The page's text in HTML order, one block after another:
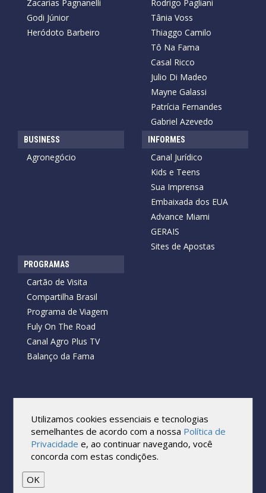
Zacarias Pagnanelli
Godi Júnior
Heródoto Barbeiro
Rodrigo Pagliani
Tânia Voss
Thiaggo Camilo
Tô Na Fama
Casal Ricco
Julio Di Madeo
Mayne Galassi
Patrícia Fernandes
Gabriel Azevedo
BUSINESS
Agronegócio
INFORMES
Canal Jurídico
Kids e Teens
Sua Imprensa
Embaixada dos EUA
Advance Miami
GERAIS
Sites de Apostas
PROGRAMAS
Cartão de Visita
Compartilha Brasil
Programa de Viagem
Fuly On The Road
Canal Agro Plus TV
Balanço da Fama
Todos os direitos reservados.
Reprodução no todo ou em parte sob qualquer forma ou meio,
sem expressa autorização por escrito do Cartão de Visita, é
proibida.
As marcas e imagens utilizadas no projeto são os direitos autorais
Utilizamos cookies essenciais e tecnologias
semelhantes de acordo com a nossa Política de
Privacidade e, ao continuar navegando, você
concorda com estas condições.
OK